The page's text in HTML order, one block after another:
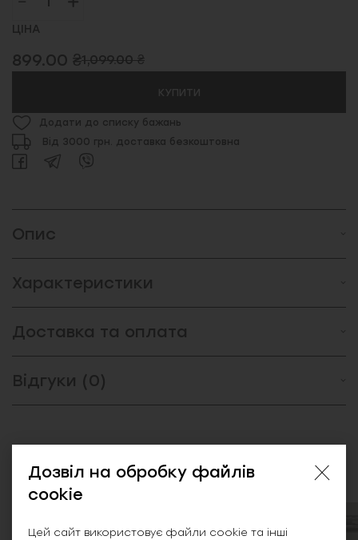
ЦІНА
899.00 ₴1,099.00 ₴
КУПИТИ
Додати до списку бажань
Від 3000 грн. доставка безкоштовна
Опис
Характеристики
Доставка та оплата
Відгуки (0)
Схожі товари
SALE
Дозвіл на обробку файлів
cookie
Цей сайт використовує файли cookie та інші